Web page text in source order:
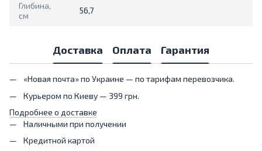
Глибина,
см
56,7
Доставка Оплата Гарантия
«Новая почта» по Украине — по тарифам перевозчика.
Курьером по Киеву — 399 грн.
Подробнее о доставке
Наличными при получении
Кредитной картой